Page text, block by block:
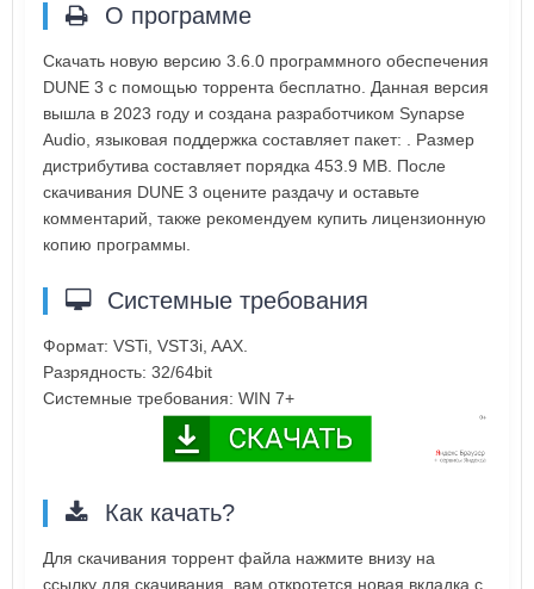
О программе
Скачать новую версию 3.6.0 программного обеспечения
DUNE 3 с помощью торрента бесплатно. Данная версия
вышла в 2023 году и создана разработчиком Synapse
Audio, языковая поддержка составляет пакет: . Размер
дистрибутива составляет порядка 453.9 MB. После
скачивания DUNE 3 оцените раздачу и оставьте
комментарий, также рекомендуем купить лицензионную
копию программы.
Системные требования
Формат: VSTi, VST3i, AAX.
Разрядность: 32/64bit
Системные требования: WIN 7+
Как качать?
Для скачивания торрент файла нажмите внизу на
ссылку для скачивания, вам откротется новая вкладка с